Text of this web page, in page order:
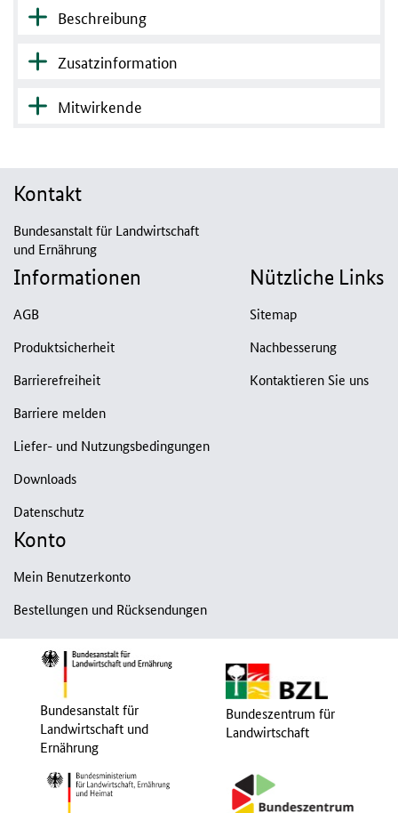
Beschreibung
Zusatzinformation
Mitwirkende
Kontakt
Bundesanstalt für Landwirtschaft
und Ernährung
Informationen
AGB
Produktsicherheit
Barrierefreiheit
Barriere melden
Liefer- und Nutzungsbedingungen
Downloads
Datenschutz
Nützliche Links
Sitemap
Nachbesserung
Kontaktieren Sie uns
Konto
Mein Benutzerkonto
Bestellungen und Rücksendungen
Bundesanstalt für
Landwirtschaft und
Ernährung
Bundeszentrum für
Landwirtschaft